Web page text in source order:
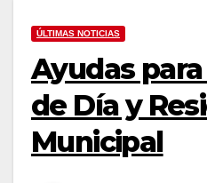
ÚLTIMAS NOTICIAS
Ayudas
de Día y
Municipal